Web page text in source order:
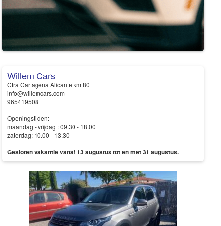
Willem Cars
Ctra Cartagena Alicante km 80
info@willemcars.com
965419508
Openingstijden:
maandag - vrijdag : 09.30 - 18.00
zaterdag: 10.00 - 13.30
Gesloten vakantie vanaf 13 augustus tot en met 31 augustus.